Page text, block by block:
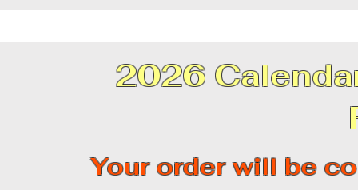
2026
Your order will be